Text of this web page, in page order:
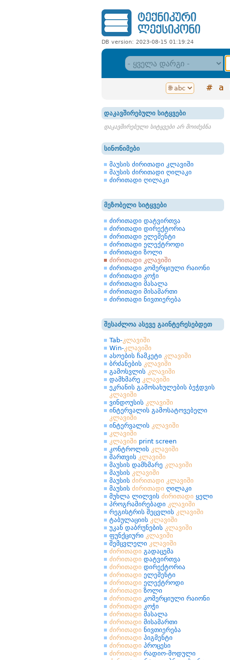
DB version: 2023-08-15 01:19:24
# a
დაკავშირებული სიტყვები
დაკავშირებული სიტყვები არ მოიძებნა
სინონიმები
მაუსის ძირითადი კლავიში
მაუსის ძირითადი ღილაკი
ძირითადი ღილაკი
მეზობელი სიტყვები
ძირითადი დატვირთვა
ძირითადი დირექტორია
ძირითადი ელემენტი
ძირითადი ელექტროდი
ძირითადი ზოლი
ძირითადი კლავიში
ძირითადი კომერციული რაიონი
ძირითადი კოჭი
ძირითადი მასალა
ძირითადი მისამართი
ძირითადი ნივთიერება
შესაძლოა ასევე გაინტერესებდეთ
Tab-კლავიში
Win-კლავიში
ასოების ჩამკეტი კლავიში
ბრძანების კლავიში
გამოსვლის კლავიში
დამხმარე კლავიში
ეკრანის გამოსახულების ბეჭდვის
კლავიში
ვინდოუსის კლავიში
ინტერვალის გამოსატოვებელი
კლავიში
ინტერვალის კლავიში
კლავიში
კლავიში print screen
კონტროლის კლავიში
მართვის კლავიში
მაუსის დამხმარე კლავიში
მაუსის კლავიში
მაუსის ძირითადი კლავიში
მაუსის ძირითადი ღილაკი
მუხლა ლილვის ძირითადი ყელი
პროგრამირებადი კლავიში
რეგისტრის შეცვლის კლავიში
ტაბულაციის კლავიში
უკან დაბრუნების კლავიში
ფუნქციური კლავიში
შემცვლელი კლავიში
ძირითადი გადაცემა
ძირითადი დატვირთვა
ძირითადი დირექტორია
ძირითადი ელემენტი
ძირითადი ელექტროდი
ძირითადი ზოლი
ძირითადი კომერციული რაიონი
ძირითადი კოჭი
ძირითადი მასალა
ძირითადი მისამართი
ძირითადი ნივთიერება
ძირითადი პიგმენტი
ძირითადი პროცესი
ძირითადი რადიო-მოდული